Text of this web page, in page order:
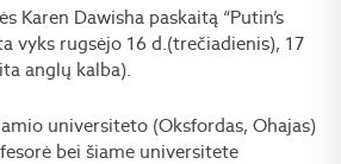
Karen Dawisha paskaitą “Putin’s
vyks rugsėjo 16 d.(trečiadienis), 17
anglų kalba).
universiteto (Oksfordas, Ohajas)
bei šiame universitete